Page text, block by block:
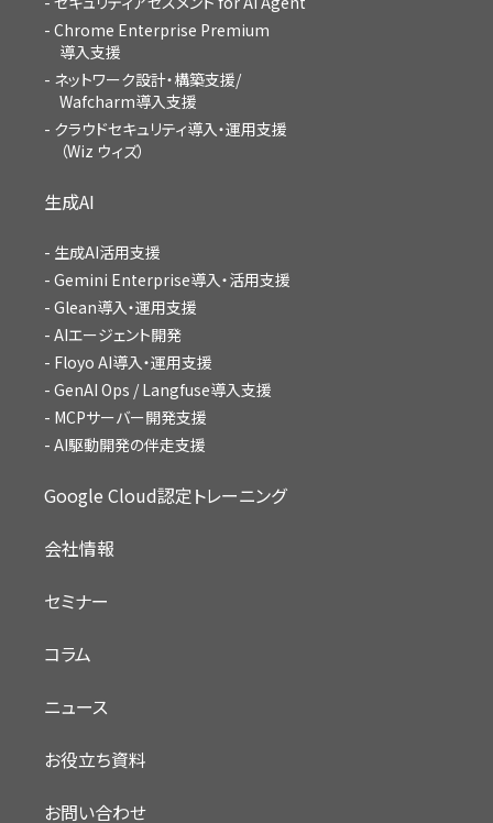
Chrome Enterprise Premium
導入支援
ネットワーク設計・構築支援/
Wafcharm導入支援
クラウドセキュリティ導入・運用支援
（Wiz ウィズ）
生成AI
生成AI活用支援
Gemini Enterprise導入・活用支援
Glean導入・運用支援
AIエージェント開発
Floyo AI導入・運用支援
GenAI Ops / Langfuse導入支援
MCPサーバー開発支援
AI駆動開発の伴走支援
Google Cloud認定トレーニング
会社情報
セミナー
コラム
ニュース
お役立ち資料
お問い合わせ